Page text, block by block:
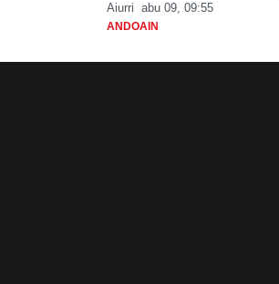
Aiurri abu 09, 09:55
ANDOAIN